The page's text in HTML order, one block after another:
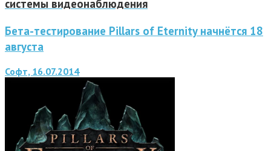
системы видеонаблюдения
Бета-тестирование Pillars of Eternity начнётся 18
августа
Софт, 16.07.2014